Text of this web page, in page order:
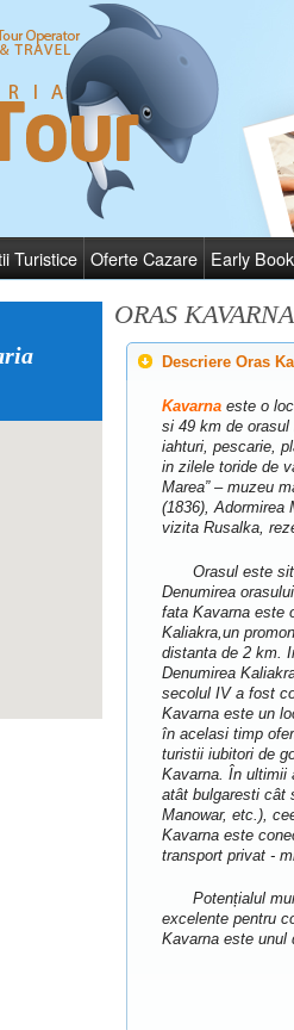
Turistice Oferte Cazare Early
ORAS
Descriere Oras
Kavarna este o
si 49 km de
iahturi, pescarie,
in zilele toride de
Marea” – muzeu
(1836), Adormirea
vizita Rusalka,
Orasul este
Denumirea
fata Kavarna este
Kaliakra,un
distanta de 2 km.
Denumirea
secolul IV a fost
Kavarna este un
în acelasi timp
turistii iubitori de
Kavarna. În ultimii
atât bulgaresti cât
Manowar, etc.),
Kavarna este
transport privat -
Potențialul
excelente pentru
Kavarna este unul